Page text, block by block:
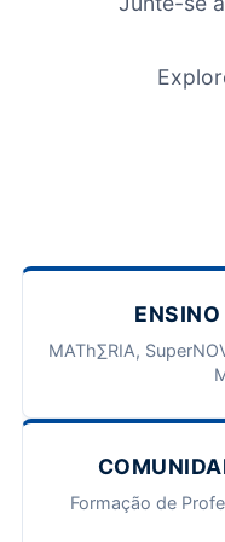
MATh∑RIA,
Formação de